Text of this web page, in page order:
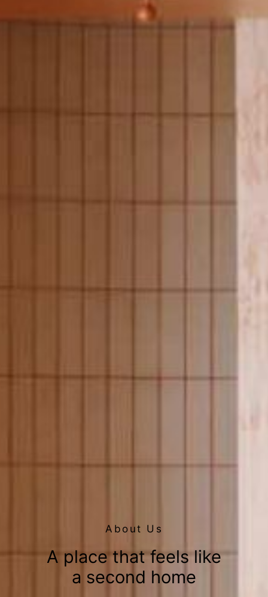
About Us
A place that feels like
a second home